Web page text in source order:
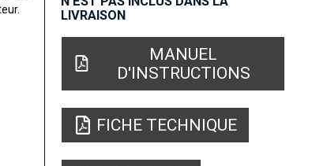
LIVRAISON
MANUEL
D'INSTRUCTIONS
FICHE TECHNIQUE